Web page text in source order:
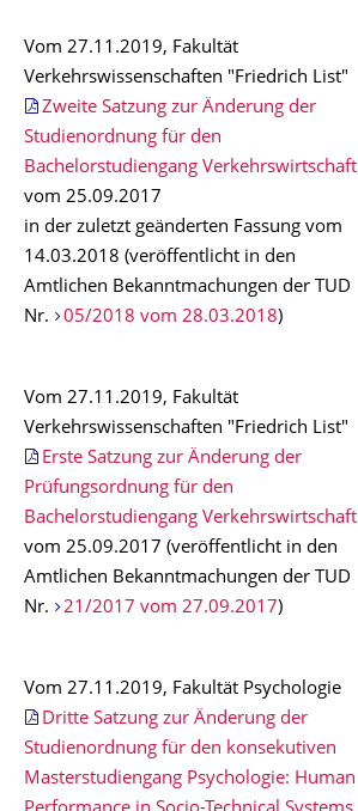
Vom 27.11.2019, Fakultät
Verkehrswissenschaften "Friedrich List"
Zweite Satzung zur Änderung der
Studienordnung für den
Bachelorstudiengang Verkehrswirtschaft
vom 25.09.2017
in der zuletzt geänderten Fassung vom
14.03.2018 (veröffentlicht in den
Amtlichen Bekanntmachungen der TUD
Nr.
05/2018 vom 28.03.2018)
Vom 27.11.2019, Fakultät
Verkehrswissenschaften "Friedrich List"
Erste Satzung zur Änderung der
Prüfungsordnung für den
Bachelorstudiengang Verkehrswirtschaft
vom 25.09.2017 (veröffentlicht in den
Amtlichen Bekanntmachungen der TUD
Nr.
21/2017 vom 27.09.2017)
Vom 27.11.2019, Fakultät Psychologie
Dritte Satzung zur Änderung der
Studienordnung für den konsekutiven
Masterstudiengang Psychologie: Human